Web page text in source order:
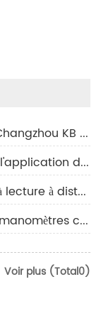
1.2017.03 Salon Marintec Singapour Changzhou KB B-K36H
2. Le principe de fonctionnement et l'application du thermomètre à masque
3. Que savez-vous du thermomètre à lecture à distance ?
4. Défauts courants et solutions des manomètres commerciaux
Voir plus (Total0)